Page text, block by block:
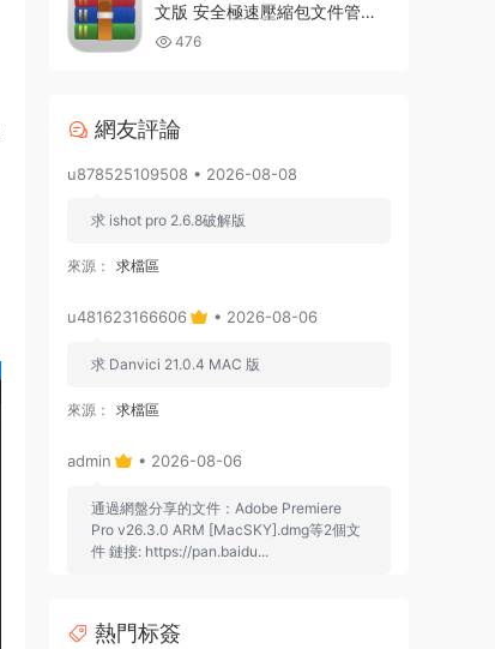
文版 安全極速壓縮包文件管理
器 476
網友評論
u878525109508 • 2026-08-08
求 ishot pro 2.6.8破解版
來源： 求檔區
u481623166606 • 2026-08-06
求 Danvici 21.0.4 MAC 版
來源： 求檔區
admin • 2026-08-06
通過網盤分享的文件：Adobe Premiere
Pro v26.3.0 ARM [MacSKY].dmg等2個文
件 鏈接: https://pan.baidu...
中文破解版 PR2026 強大視頻編輯軟件
熱門标簽